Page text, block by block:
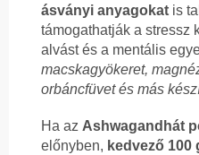
ásványi anyagokat is
támogathatják a stressz
alvást és a mentális
macskagyökeret,
orbáncfüvet és más
Ha az Ashwagandhát
előnyben, kedvező 100